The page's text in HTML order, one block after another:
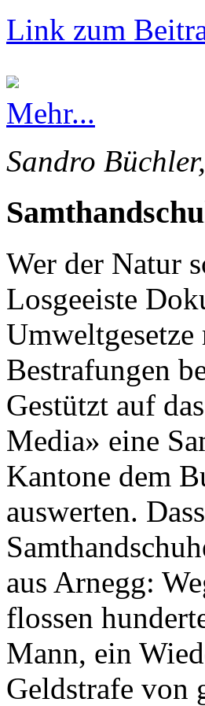
Link zum
Mehr...
Sandro
Wer der Natur
Losgeeiste
Bestrafungen
Gestützt auf
Media» eine
Kantone dem
auswerten.
aus Arnegg:
flossen
Mann, ein
Geldstrafe von